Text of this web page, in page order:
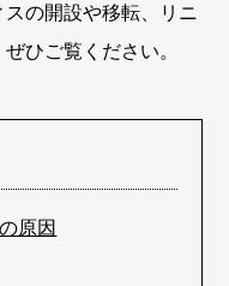
の開設や移転、リニ
ひご覧ください。
原因